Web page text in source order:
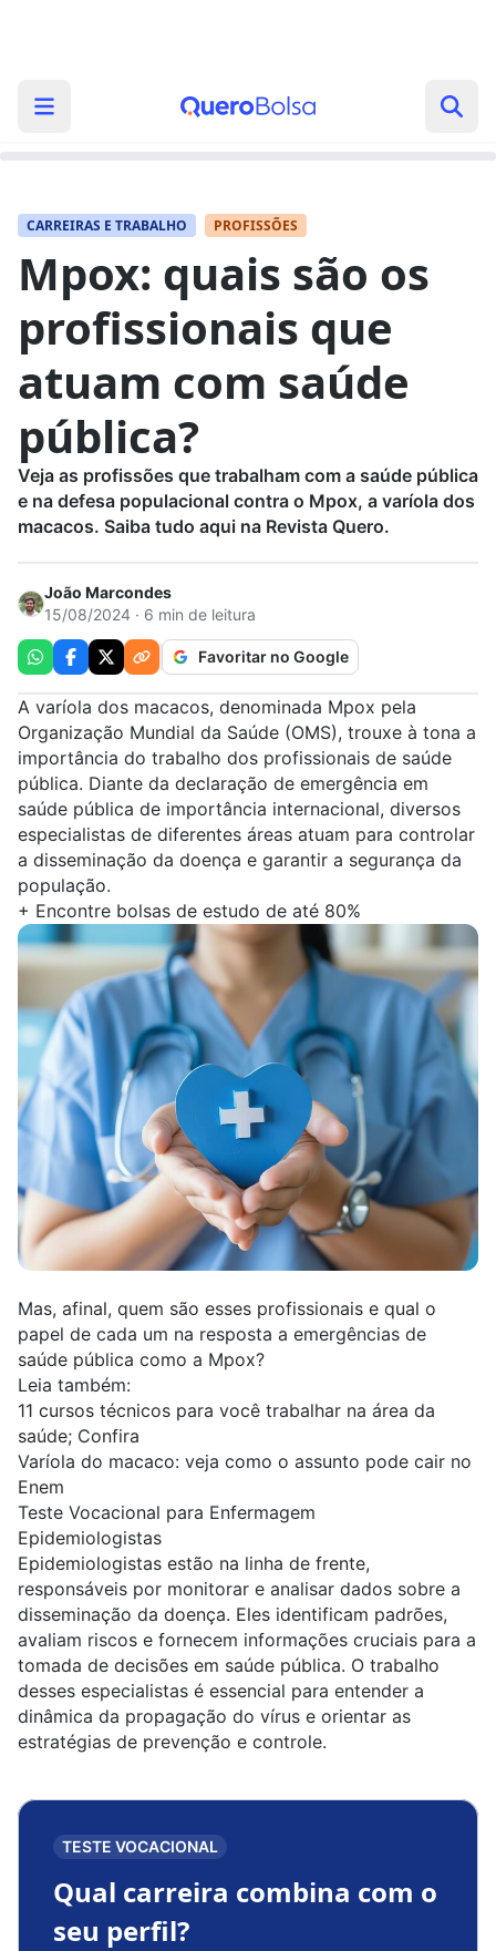
CARREIRAS E TRABALHO PROFISSÕES
Mpox: quais são os
profissionais que
atuam com saúde
pública?
Veja as profissões que trabalham com a saúde pública
e na defesa populacional contra o Mpox, a varíola dos
macacos. Saiba tudo aqui na Revista Quero.
João Marcondes
15/08/2024 · 6 min de leitura
Favoritar no Google
A varíola dos macacos, denominada Mpox pela
Organização Mundial da Saúde (OMS), trouxe à tona a
importância do trabalho dos profissionais de saúde
pública. Diante da declaração de emergência em
saúde pública de importância internacional, diversos
especialistas de diferentes áreas atuam para controlar
a disseminação da doença e garantir a segurança da
população.
+ Encontre bolsas de estudo de até 80%
Mas, afinal, quem são esses profissionais e qual o
papel de cada um na resposta a emergências de
saúde pública como a Mpox?
Leia também:
11 cursos técnicos para você trabalhar na área da
saúde; Confira
Varíola do macaco: veja como o assunto pode cair no
Enem
Teste Vocacional para Enfermagem
Epidemiologistas
Epidemiologistas estão na linha de frente,
responsáveis por monitorar e analisar dados sobre a
disseminação da doença. Eles identificam padrões,
avaliam riscos e fornecem informações cruciais para a
tomada de decisões em saúde pública. O trabalho
desses especialistas é essencial para entender a
dinâmica da propagação do vírus e orientar as
estratégias de prevenção e controle.
TESTE VOCACIONAL
Qual carreira combina com o
seu perfil?